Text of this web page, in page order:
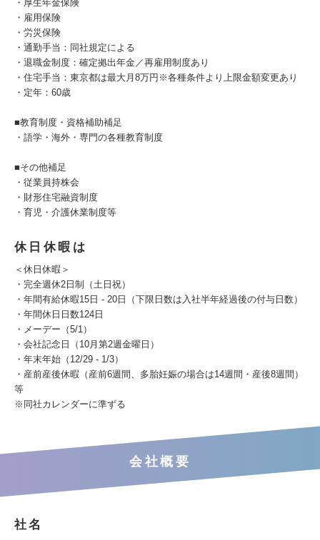
・厚生年金保険
・雇用保険
・労災保険
・通勤手当：同社規定による
・退職金制度：確定拠出年金／再雇用制度あり
・住宅手当：東京都は最大月8万円※各種条件より上限金額変更あり
・定年：60歳
■教育制度・資格補助補足
・語学・海外・専門の各種教育制度
■その他補足
・従業員持株会
・財形住宅融資制度
・育児・介護休業制度等
休日休暇は
＜休日休暇＞
・完全週休2日制（土日祝）
・年間有給休暇15日 - 20日（下限日数は入社半年経過後の付与日数）
・年間休日日数124日
・メーデー（5/1）
・会社記念日（10月第2週金曜日）
・年末年始（12/29 - 1/3）
・産前産後休暇（産前6週間、多胎妊娠の場合は14週間・産後8週間）
等
※同社カレンダーに準ずる
会社概要
社名